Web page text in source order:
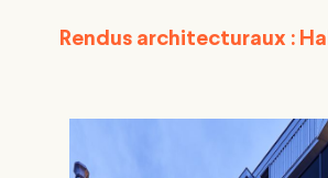
Rendus architecturaux :